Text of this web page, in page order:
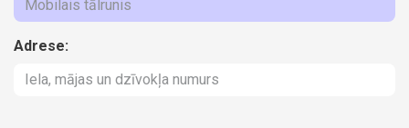
Adrese: